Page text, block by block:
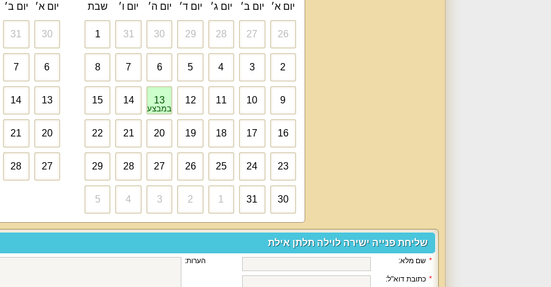
יום א׳ יום ב׳ יום ג׳ יום ד׳ יום ה׳ יום ו׳ שבת
26
27
28
29
30
31
1
2
3
4
5
6
7
8
9
10
11
12
13
במבצע
14
15
16
17
18
19
20
21
22
23
24
25
26
27
28
29
30
31
1
2
3
4
5
יום א׳ יום ב׳
30
31
6
7
13
14
20
21
27
28
שליחת פנייה ישירה לוילה תלתן אילת
* שם מלא:
* כתובת דוא"ל:
הערות: